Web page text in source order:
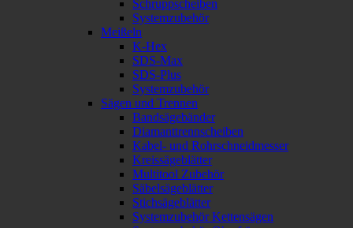
Schruppscheiben
Systemzubehör
Meißeln
K-Hex
SDS-Max
SDS-Plus
Systemzubehör
Sägen und Trennen
Bandsägebänder
Diamanttrennscheiben
Kabel- und Rohrschneidmesser
Kreissägeblätter
Multitool Zubehör
Säbelsägeblätter
Stichsägeblätter
Systemzubehör Kettensägen